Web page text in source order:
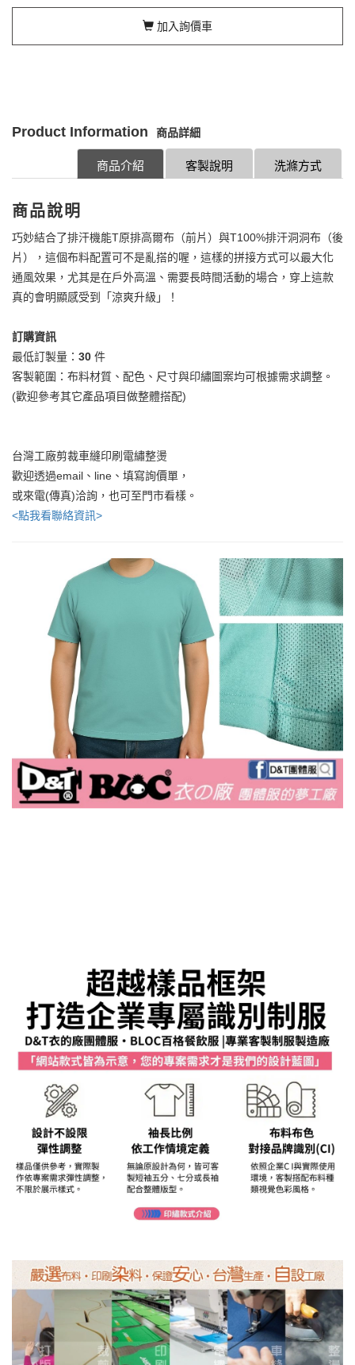
加入詢價車
Product Information 商品詳細
洗滌方式
客製說明
商品介紹
商品說明
巧妙結合了排汗機能T原排高爾布（前片）與T100%排汗洞洞布（後
片），這個布料配置可不是亂搭的喔，這樣的拼接方式可以最大化
通風效果，尤其是在戶外高溫、需要長時間活動的場合，穿上這款
真的會明顯感受到「涼爽升級」！
訂購資訊
最低訂製量： 30 件
客製範圍：布料材質、配色、尺寸與印繡圖案均可根據需求調整。
(歡迎參考其它產品項目做整體搭配)
台灣工廠剪裁車縫印刷電繡整燙
歡迎透過email、line、填寫詢價單，
或來電(傳真)洽詢，也可至門市看樣。
<點我看聯絡資訊>